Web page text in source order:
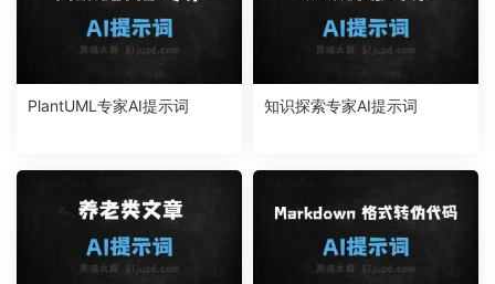
PlantUML专家AI提示词 知识探索专家AI提示词